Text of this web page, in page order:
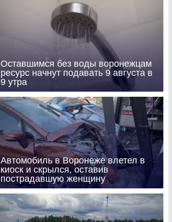
Оставшимся без воды воронежцам
ресурс начнут подавать 9 августа в
9 утра
Автомобиль в Воронеже влетел в
киоск и скрылся, оставив
пострадавшую женщину